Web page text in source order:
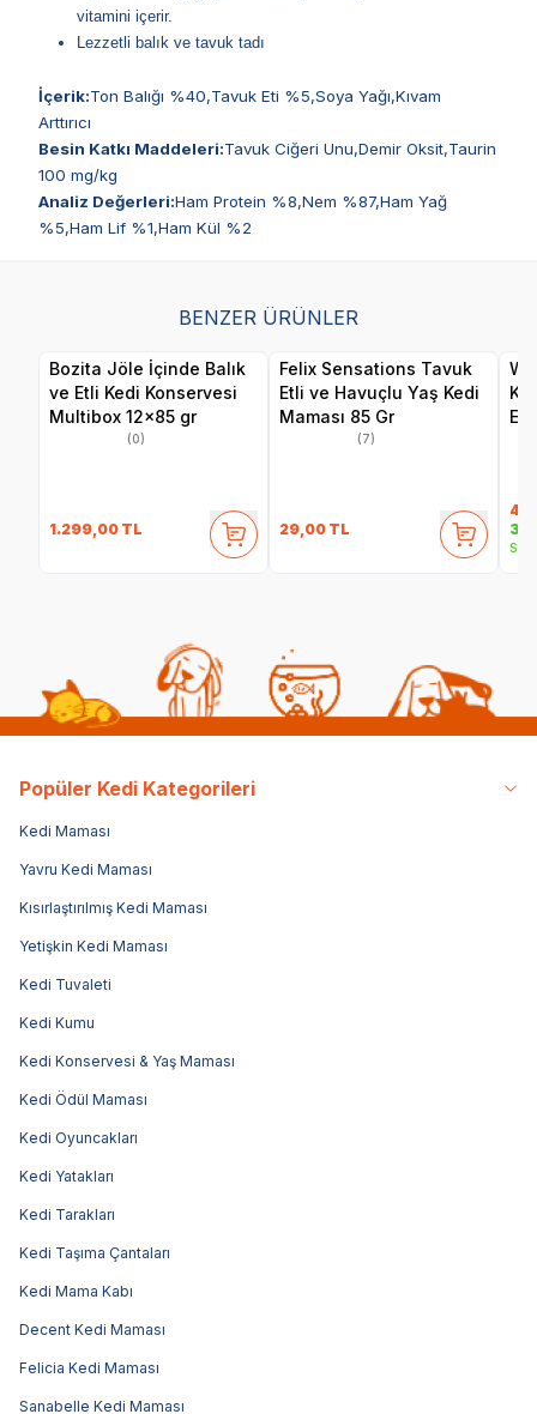
vitamini içerir.
Lezzetli balık ve tavuk tadı
İçerik:Ton Balığı %40,Tavuk Eti %5,Soya Yağı,Kıvam
Arttırıcı
​Besin Katkı Maddeleri:Tavuk Ciğeri Unu,Demir Oksit,Taurin
100 mg/kg
Analiz Değerleri:Ham Protein %8,Nem %87,Ham Yağ
%5,Ham Lif %1,Ham Kül %2
BENZER ÜRÜNLER
Bozita Jöle İçinde Balık
ve Etli Kedi Konservesi
Multibox 12x85 gr
(0)
1.299,00 TL
Felix Sensations Tavuk
Etli ve Havuçlu Yaş Kedi
Maması 85 Gr
(7)
29,00 TL
Eti
Popüler Kedi Kategorileri
Kedi Maması
Yavru Kedi Maması
Kısırlaştırılmış Kedi Maması
Yetişkin Kedi Maması
Kedi Tuvaleti
Kedi Kumu
Kedi Konservesi & Yaş Maması
Kedi Ödül Maması
Kedi Oyuncakları
Kedi Yatakları
Kedi Tarakları
Kedi Taşıma Çantaları
Kedi Mama Kabı
Decent Kedi Maması
Felicia Kedi Maması
Sanabelle Kedi Maması